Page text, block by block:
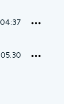
04:37
05:30